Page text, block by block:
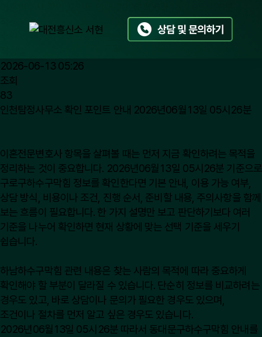
수원 대전 흥신소
2026-06-13 05:26
조회
83
인천탐정사무소 확인 포인트 안내 2026년06월13일 05시26분
이혼전문변호사항목을 살펴볼 때는 먼저 지금 확인하려는 목적을
정리하는 것이 중요합니다. 2026년06월13일 05시26분 기준으로
구로구하수구막힘 정보를 확인한다면 기본 안내, 이용 가능 여부,
상담 방식, 비용이나 조건, 진행 순서, 준비할 내용, 주의사항을 함께
보는 흐름이 필요합니다. 한 가지 설명만 보고 판단하기보다 여러
기준을 나누어 확인하면 현재 상황에 맞는 선택 기준을 세우기
쉽습니다.
하남하수구막힘 관련 내용은 찾는 사람의 목적에 따라 중요하게
확인해야 할 부분이 달라질 수 있습니다. 단순히 정보를 비교하려는
경우도 있고, 바로 상담이나 문의가 필요한 경우도 있으며,
조건이나 절차를 먼저 알고 싶은 경우도 있습니다.
2026년06월13일 05시26분 따라서 동대문구하수구막힘 안내를